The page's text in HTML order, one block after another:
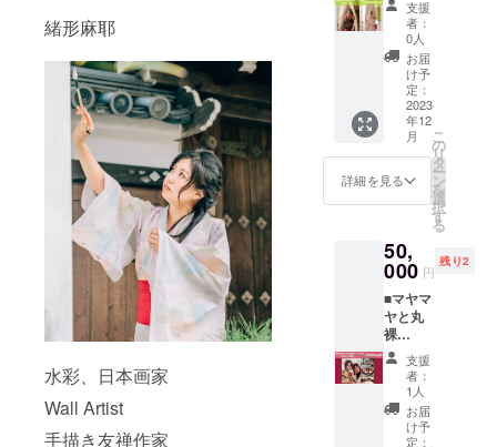
緒形麻耶
水彩、日本画家
Wall Artist
手描き友禅作家
ビタミ
ンE、補
因子と
副栄養
素も多
く含ま
れてい
ます。
その他
カンナ
類も含
まれた
ドスペ
クトラ
ム仕様
のオイ
ルで
す。
日々の
身体の
し記入
がない
場合は
希望日
をお聞
きする
メール
をお送
りしま
う分野
の専門
イント
する場
合もあ
りま
す。 ・
希望日
時 ・希
望場所
（下の
４ヶ所
からお
性に ワ
クワク
する時
間にな
ること
間違い
なしで
す。 映
画につ
お話出
来たら
めくる
めくマ
ニアッ
クな世
界やマ
ヤマヤ
に会っ
て話し
てみた
い方。
応援し
イド絵
画でか
なりお
得で
す。 ・
サイズ
は、ご
希望に
沿いま
す F4
～F8(画
多少サ
イズ変
す) ・額
なし ・
絵画は
発送
し、着
払いと
なりま
す。ご
のメー
ル送付
と限定
配信の
30分程
度の
「お礼
とクラ
ファン
に挑戦
画」
URLを
お送り
しま
す。 ◆
必要な
もの 備
考欄に
生年月
日(可能
であれ
タイム
in京都
(3時間
以内) 監
督、京
都の真
弥と東
京の麻
耶との
ティー
タイム
ご一緒
がです
か？？
場所は
京都駅
付近の
カフェ
になり
ます。
応援し
たい︎と
共鳴し
て下さ
支援
者：
0人
お届
け予
定：
2023
年12
月
詳細を見る
こ
の
リ
タ
ー
ン
を
選
択
す
る
50,
000 円
残り2
■マヤマ
ヤと丸
裸
ティー
タイム
in東京
(3時間
以内) 監
督、京
支援
者：
1人
お届
け予
定：